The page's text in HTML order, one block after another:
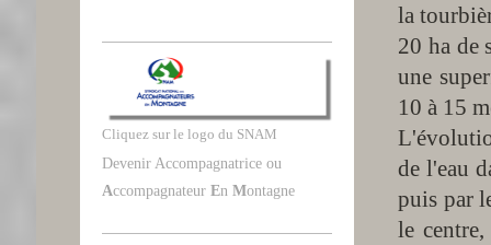
la
20 ha de
une
10 à 15
de l'eau
puis par
le
Cliquez sur le logo du SNAM
Devenir Accompagnatrice ou
Accompagnateur En Montagne